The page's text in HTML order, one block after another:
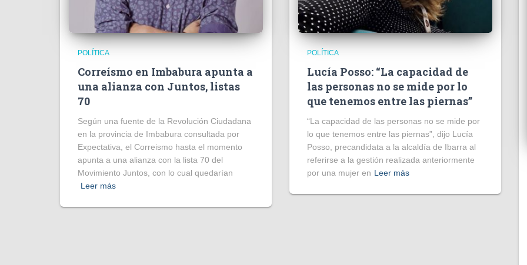
POLÍTICA
Correísmo en Imbabura apunta a
una alianza con Juntos, listas
70
Según una fuente de la Revolución Ciudadana
en la provincia de Imbabura consultada por
Expectativa, el Correismo hasta el momento
apunta a una alianza con la lista 70 del
Movimiento Juntos, con lo cual quedarían
Leer más
POLÍTICA
Lucía Posso: “La capacidad de
las personas no se mide por lo
que tenemos entre las piernas”
“La capacidad de las personas no se mide por
lo que tenemos entre las piernas”, dijo Lucía
Posso, precandidata a la alcaldía de Ibarra al
referirse a la gestión realizada anteriormente
por una mujer en Leer más